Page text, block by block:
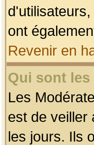
ont
Revenir en
Qui sont les
Les
est de veiller
les jours. Ils